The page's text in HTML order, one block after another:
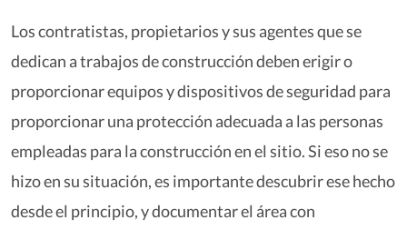
Los contratistas, propietarios y sus agentes que se
dedican a trabajos de construcción deben erigir o
proporcionar equipos y dispositivos de seguridad para
proporcionar una protección adecuada a las personas
empleadas para la construcción en el sitio. Si eso no se
hizo en su situación, es importante descubrir ese hecho
desde el principio, y documentar el área con